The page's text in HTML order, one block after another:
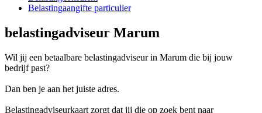
Belastingaangifte particulier
belastingadviseur Marum
Wil jij een betaalbare belastingadviseur in Marum die bij jouw
bedrijf past?
Dan ben je aan het juiste adres.
Belastingadviseurkaart zorgt dat jij die op zoek bent naar